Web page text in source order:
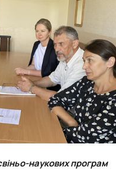
наукових програм